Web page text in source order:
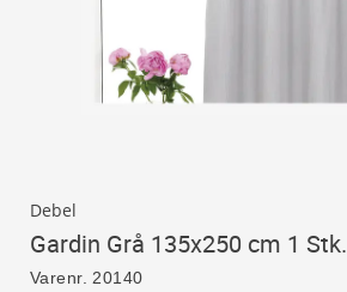
Debel
Gardin Grå 135x250 cm 1 Stk.
Varenr. 20140